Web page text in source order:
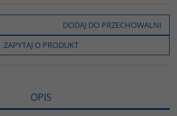
o
y
i
n
k
z
e
l
s
DODAJ DO PRZECHOWALNI
ZAPYTAJ O PRODUKT
OPIS